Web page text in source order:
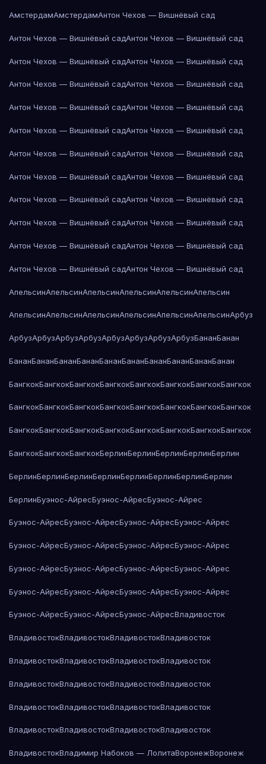
АмстердамАмстердамАнтон Чехов — Вишнёвый сад
Антон Чехов — Вишнёвый садАнтон Чехов — Вишнёвый сад
Антон Чехов — Вишнёвый садАнтон Чехов — Вишнёвый сад
Антон Чехов — Вишнёвый садАнтон Чехов — Вишнёвый сад
Антон Чехов — Вишнёвый садАнтон Чехов — Вишнёвый сад
Антон Чехов — Вишнёвый садАнтон Чехов — Вишнёвый сад
Антон Чехов — Вишнёвый садАнтон Чехов — Вишнёвый сад
Антон Чехов — Вишнёвый садАнтон Чехов — Вишнёвый сад
Антон Чехов — Вишнёвый садАнтон Чехов — Вишнёвый сад
Антон Чехов — Вишнёвый садАнтон Чехов — Вишнёвый сад
Антон Чехов — Вишнёвый садАнтон Чехов — Вишнёвый сад
Антон Чехов — Вишнёвый садАнтон Чехов — Вишнёвый сад
АпельсинАпельсинАпельсинАпельсинАпельсинАпельсин
АпельсинАпельсинАпельсинАпельсинАпельсинАпельсинАрбуз
АрбузАрбузАрбузАрбузАрбузАрбузАрбузАрбузБананБанан
БананБананБананБананБананБананБананБананБананБанан
БангкокБангкокБангкокБангкокБангкокБангкокБангкокБангкок
БангкокБангкокБангкокБангкокБангкокБангкокБангкокБангкок
БангкокБангкокБангкокБангкокБангкокБангкокБангкокБангкок
БангкокБангкокБангкокБерлинБерлинБерлинБерлинБерлин
БерлинБерлинБерлинБерлинБерлинБерлинБерлинБерлин
БерлинБуэнос-АйресБуэнос-АйресБуэнос-Айрес
Буэнос-АйресБуэнос-АйресБуэнос-АйресБуэнос-Айрес
Буэнос-АйресБуэнос-АйресБуэнос-АйресБуэнос-Айрес
Буэнос-АйресБуэнос-АйресБуэнос-АйресБуэнос-Айрес
Буэнос-АйресБуэнос-АйресБуэнос-АйресБуэнос-Айрес
Буэнос-АйресБуэнос-АйресБуэнос-АйресВладивосток
ВладивостокВладивостокВладивостокВладивосток
ВладивостокВладивостокВладивостокВладивосток
ВладивостокВладивостокВладивостокВладивосток
ВладивостокВладивостокВладивостокВладивосток
ВладивостокВладивостокВладивостокВладивосток
ВладивостокВладимир Набоков — ЛолитаВоронежВоронеж